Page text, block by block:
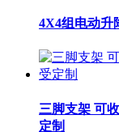
4X4组电动升
三脚支架 可
定制